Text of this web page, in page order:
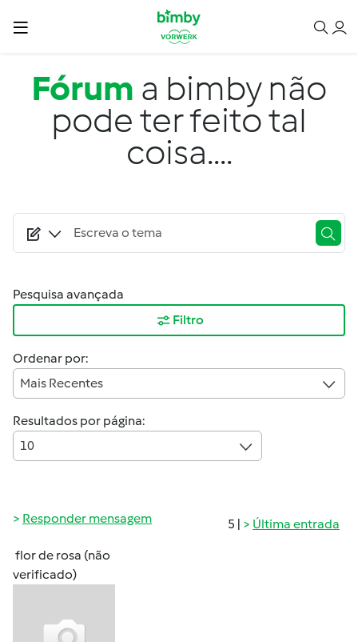
Passar para o conteúdo principal
Fórum a bimby não
pode ter feito tal
coisa....
Pesquisa avançada
Filtro
Ordenar por:
Mais Recentes
Resultados por página:
10
5 | Última entrada
Responder mensagem
flor de rosa (não
verificado)